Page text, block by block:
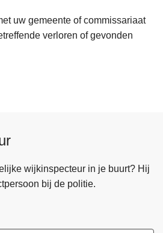
uw gemeente of commissariaat
verloren of gevonden
wijkinspecteur in je buurt? Hij
bij de politie.